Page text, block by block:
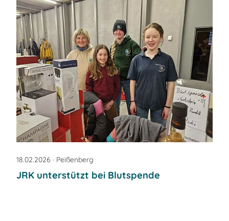
18.02.2026 · Peißenberg
JRK unterstützt bei Blutspende